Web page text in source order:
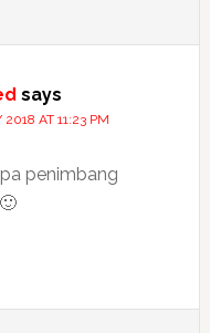
says
2018 AT 11:23 PM
penimbang